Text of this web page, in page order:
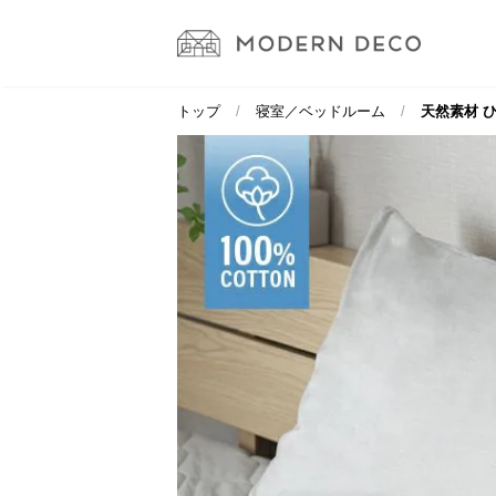
トップ 寝室／ベッドルーム 天然素材